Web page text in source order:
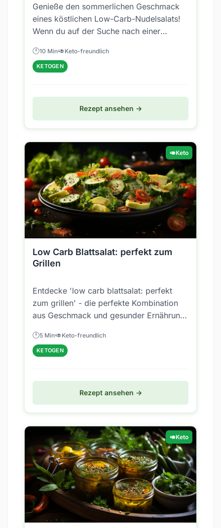
Genieße den sommerlichen Geschmack
eines köstlichen Low-Carb-Nudelsalats!
Wenn du auf der Suche nach einer
Mahlzeit bist, die...
🕐10 Min🥑Keto-freundlich
KETOGEN
Rezept ansehen →
🥑Keto
Low Carb Blattsalat: perfekt zum
Grillen
Entdecke 'low carb blattsalat: perfekt
zum grillen' - die perfekte Kombination
aus Geschmack und gesunder Ernährung.
🕐5 Min🥑Keto-freundlich
KETOGEN
Rezept ansehen →
🥑Keto